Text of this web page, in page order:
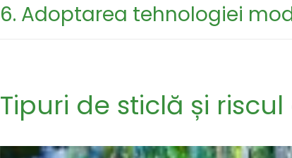
6. Adoptarea tehnologiei
Tipuri de sticlă și